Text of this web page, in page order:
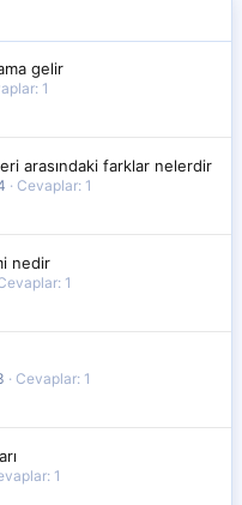
gelir
1
arasındaki farklar nelerdir
Cevaplar: 1
nedir
1
Cevaplar: 1
1